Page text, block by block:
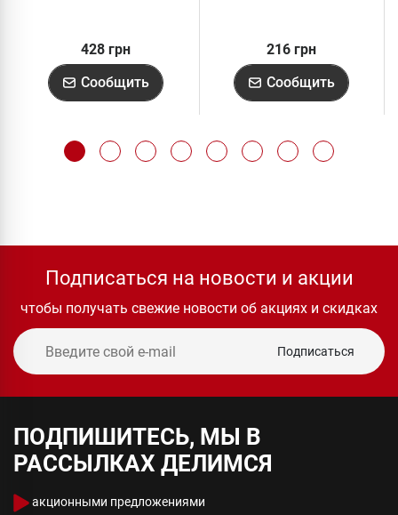
428 грн
Сообщить
216 грн
Сообщить
Подписаться на новости и акции
чтобы получать свежие новости об акциях и скидках
Подписаться
ПОДПИШИТЕСЬ, МЫ В
РАССЫЛКАХ ДЕЛИМСЯ
акционными предложениями